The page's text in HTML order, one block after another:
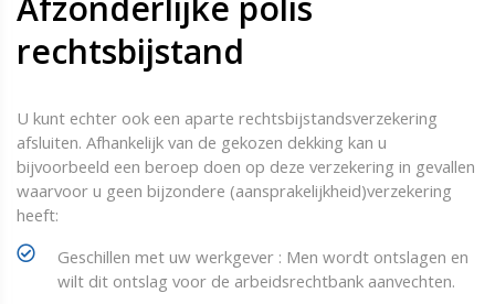
rechtsbijstand
U kunt echter ook een aparte rechtsbijstandsverzekering
afsluiten. Afhankelijk van de gekozen dekking kan u
bijvoorbeeld een beroep doen op deze verzekering in gevallen
waarvoor u geen bijzondere (aansprakelijkheid)verzekering
heeft:
Geschillen met uw werkgever : Men wordt ontslagen en
wilt dit ontslag voor de arbeidsrechtbank aanvechten.